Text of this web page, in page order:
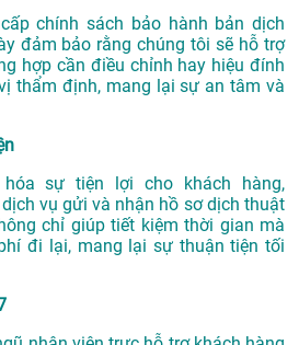
cấp chính sách bảo hành bản dịch
đảm bảo rằng chúng tôi sẽ hỗ trợ
hợp cần điều chỉnh hay hiệu đính
thẩm định, mang lại sự an tâm và
sự tiện lợi cho khách hàng,
dịch vụ gửi và nhận hồ sơ dịch thuật
chỉ giúp tiết kiệm thời gian mà
đi lại, mang lại sự thuận tiện tối